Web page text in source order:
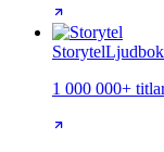
StorytelLjudbok
1 000 000+